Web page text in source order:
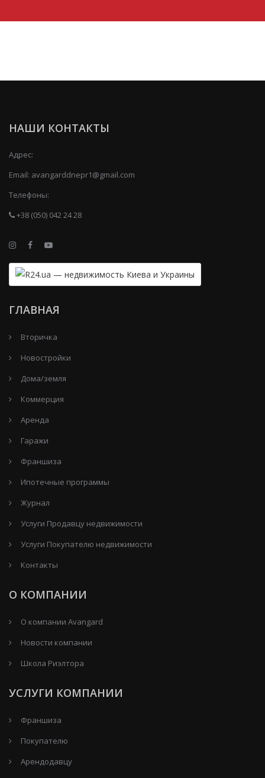
НАШИ КОНТАКТЫ
Адрес:
Email: avangarddnepr1@gmail.com
Телефоны:
+38 (050) 042 24 28
ГЛАВНАЯ
Вторичка
Новостройки
Дома/земля
Коммерция
Аренда
Гаражи
Франшиза
Ипотечные программы
Журнал
Услуги Продавцу недвижимости
Услуги Покупателю недвижимости
Контакты
О КОМПАНИИ
О компании Avangard
Новости компании
Школа Риэлтора
УСЛУГИ КОМПАНИИ
Франшиза
Покупателю
Арендодавцу